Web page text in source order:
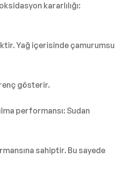
kararlılığı:
Yağ içerisinde çamurumsu
gösterir.
performansı: Sudan
sahiptir. Bu sayede